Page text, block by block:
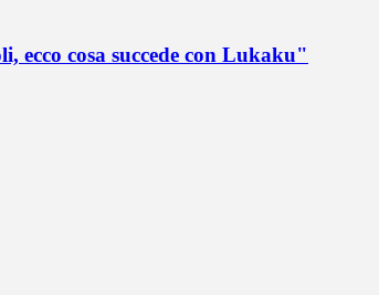
ecco cosa succede con Lukaku"